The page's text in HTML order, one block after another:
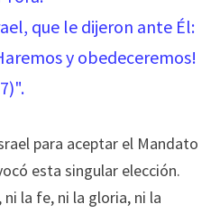
que le dijeron ante Él:
y obedeceremos!
para aceptar el Mandato
esta singular elección.
la fe, ni la gloria, ni la